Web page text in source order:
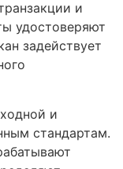
и
удостоверяют
задействует
и
стандартам.